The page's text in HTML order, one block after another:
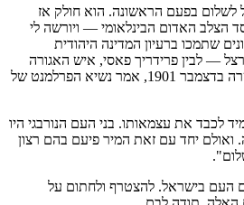
לשלום בפעם הראשונה. הוא חולק אז
הצלב האדום הבינלאומי — ויורשה לי
שתמכו ברעיון המדינה היהודית
— לבין פרידריך פאסי, איש האגורה
הצרפתית למען השלום. בעשרה בדצמבר 1901, אמר נשיא הפרלמנט של
לכבד את עצמאותו. בני העם הנורבגי היו
ואולם יחד עם זאת המיר פיעם בהם רצון
העם בישראל. להצטרף ולחתום על